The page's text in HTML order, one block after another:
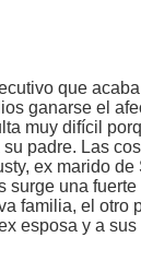
que
ganarse el
muy difícil
padre. Las
ex marido
surge una
familia, el otro
esposa y a sus